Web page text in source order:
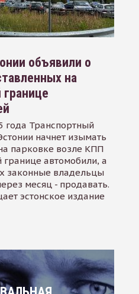
объявили о
на
границе
года Транспортный
начнет изымать
парковке возле КПП
границе автомобили, а
законные владельцы
месяц - продавать.
эстонское издание